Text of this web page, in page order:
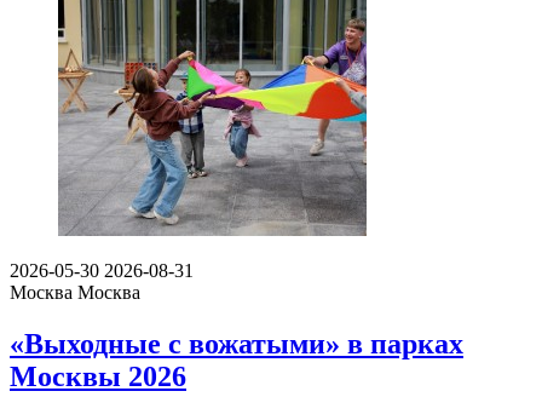
2026-05-30 2026-08-31
Москва Москва
«Выходные с вожатыми» в парках
Москвы 2026